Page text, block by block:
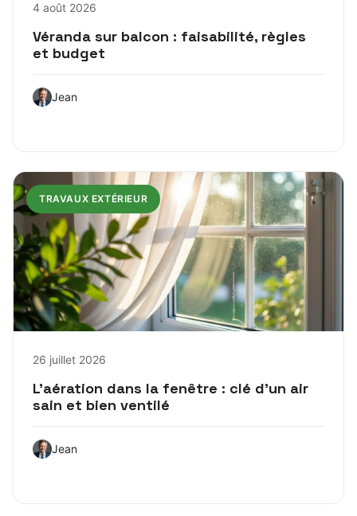
4 août 2026
Véranda sur balcon : faisabilité, règles
et budget
Jean
TRAVAUX EXTÉRIEUR
26 juillet 2026
L’aération dans la fenêtre : clé d’un air
sain et bien ventilé
Jean